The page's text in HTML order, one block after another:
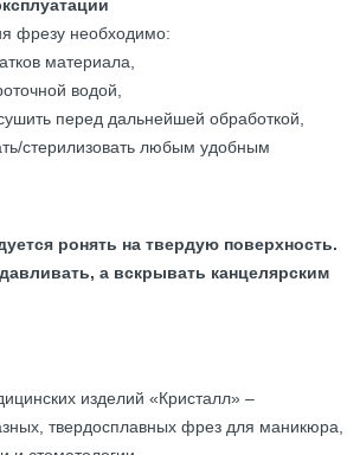
фрезу необходимо:
материала,
водой,
перед дальнейшей обработкой,
стерилизовать любым удобным
ронять на твердую поверхность.
а вскрывать канцелярским
изделий «Кристалл» –
твердосплавных фрез для маникюра,